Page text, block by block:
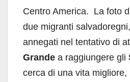
Centro America. La foto
due migranti
annegati nel tentativo di
Grande a raggiungere gli
cerca di una vita